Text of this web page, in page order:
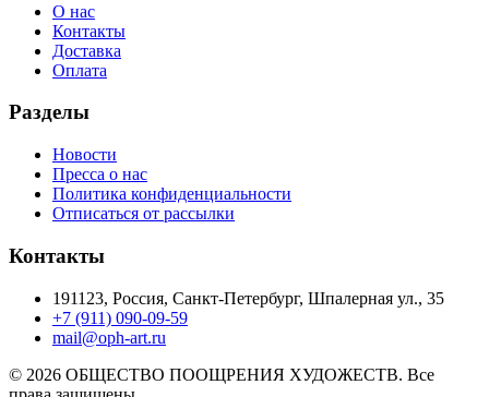
О нас
Контакты
Доставка
Оплата
Разделы
Новости
Пресса о нас
Политика конфиденциальности
Отписаться от рассылки
Контакты
191123, Россия, Санкт-Петербург, Шпалерная ул., 35
+7 (911) 090-09-59
mail@oph-art.ru
© 2026 ОБЩЕСТВО ПООЩРЕНИЯ ХУДОЖЕСТВ. Все